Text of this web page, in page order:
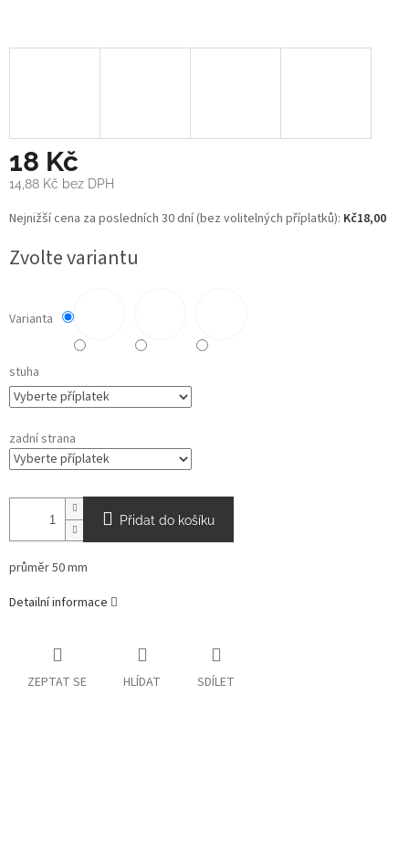
18 Kč
14,88 Kč bez DPH
Měrná
cena:
Nejnižší cena za posledních 30 dní (bez volitelných příplatků): Kč18,00
Zvolte variantu
Varianta
stuha
zadní strana
Přidat do košíku
průměr 50 mm
Detailní informace
ZEPTAT SE HLÍDAT SDÍLET